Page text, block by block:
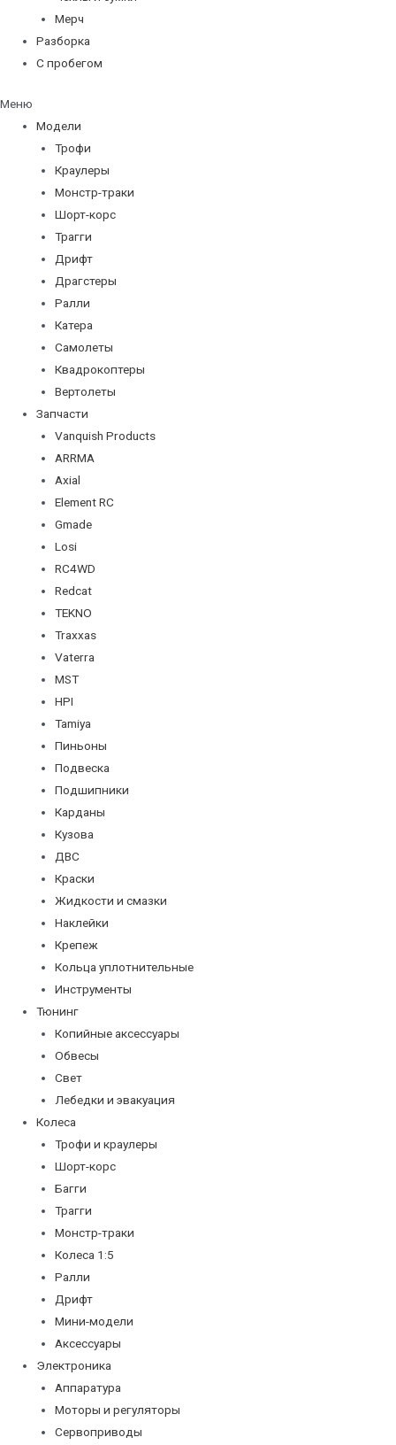
Мерч
Разборка
С пробегом
Меню
Модели
Трофи
Краулеры
Монстр-траки
Шорт-корс
Трагги
Дрифт
Драгстеры
Ралли
Катера
Самолеты
Квадрокоптеры
Вертолеты
Запчасти
Vanquish Products
ARRMA
Axial
Element RC
Gmade
Losi
RC4WD
Redcat
TEKNO
Traxxas
Vaterra
MST
HPI
Tamiya
Пиньоны
Подвеска
Подшипники
Карданы
Кузова
ДВС
Краски
Жидкости и смазки
Наклейки
Крепеж
Кольца уплотнительные
Инструменты
Тюнинг
Копийные аксессуары
Обвесы
Свет
Лебедки и эвакуация
Колеса
Трофи и краулеры
Шорт-корс
Багги
Трагги
Монстр-траки
Колеса 1:5
Ралли
Дрифт
Мини-модели
Аксессуары
Электроника
Аппаратура
Моторы и регуляторы
Сервоприводы